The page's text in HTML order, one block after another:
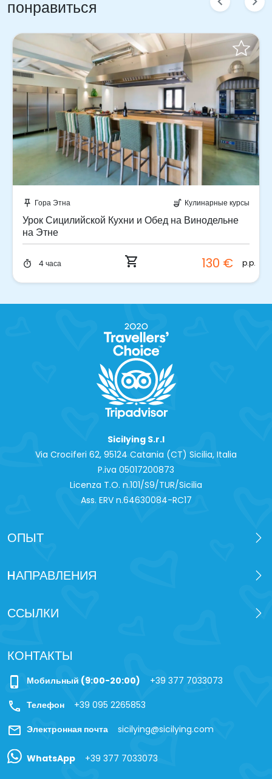
понравиться
push_pin Гора Этна soup_kitchen Кулинарные курсы
Урок Сицилийской Кухни и Обед на Винодельне
на Этне
timer 4 часа shopping_cart 130 € p.p.
Sicilying S.r.l
Via Crociferi 62, 95124 Catania (CT) Sicilia, Italia
P.iva 0‍5017200873
Licenza T.O. n.101/S9/TUR/Sicilia
Ass. ERV n.64630084-RC17
ОПЫТ
HАПРАВЛЕНИЯ
ССЫЛКИ
КОНТАКТЫ
phone_iphone Мобильный (9:00-20:00) +39 377 7033073
call Телефон +39 095 2265853
mail Электронная почта sicilying@sicilying.com
WhatsApp +39 377 7033073